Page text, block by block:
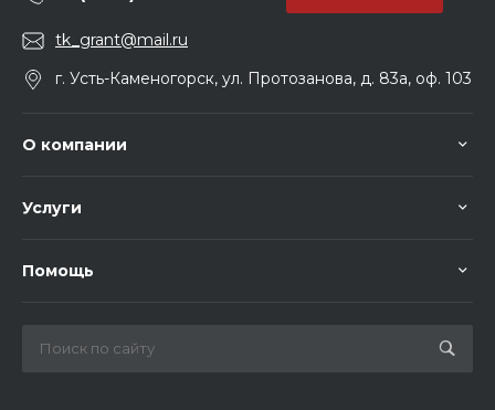
tk_grant@mail.ru
г. Усть-Каменогорск, ул. Протозанова, д. 83а, оф. 103
О компании
Услуги
Помощь